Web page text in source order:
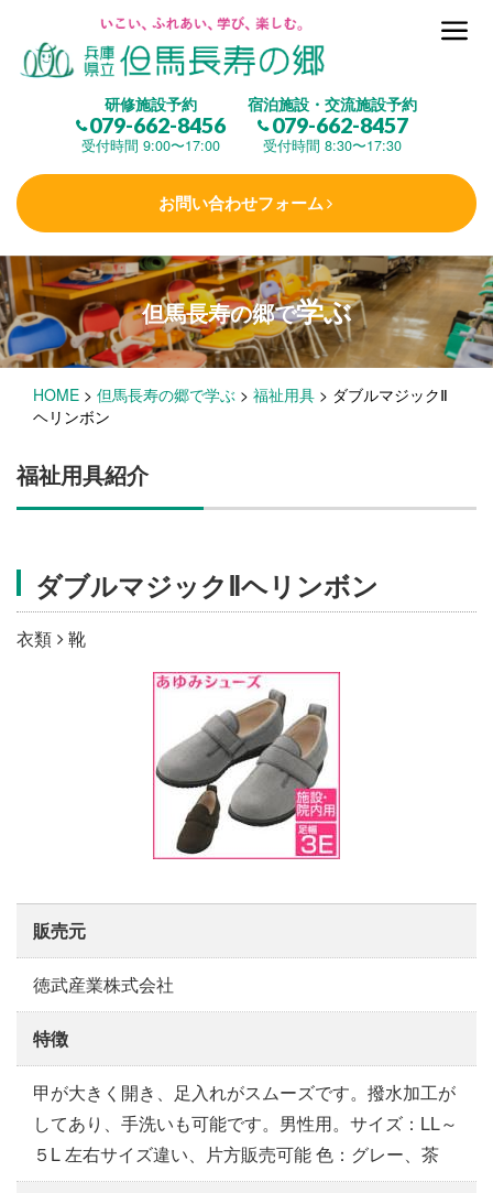
研修施設予約
079-662-8456
受付時間 9:00〜17:00
宿泊施設・交流施設予約
079-662-8457
受付時間 8:30〜17:30
お問い合わせフォーム
但馬長寿の郷とは
(研修施設)
楽しむ
学 ぶ(健康福祉)
泊まる(宿泊)
施設・料金
アクセス
但馬長寿の郷で学ぶ
HOME > 但馬長寿の郷で学ぶ > 福祉用具 > ダブルマジックⅡ
ヘリンボン
福祉用具紹介
ダブルマジックⅡヘリンボン
衣類 靴
販売元
徳武産業株式会社
特徴
甲が大きく開き、足入れがスムーズです。撥水加工が
してあり、手洗いも可能です。男性用。サイズ：LL～
５L 左右サイズ違い、片方販売可能 色：グレー、茶